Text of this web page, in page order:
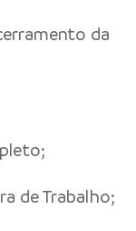
da
de Trabalho;